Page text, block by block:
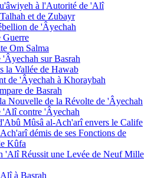
à l'Autorité de 'Alî
et de Zubayr
de 'Âyechah
Guerre
Om Salma
sur Basrah
la Vallée de Hawab
de 'Âyechah à Khoraybah
de Basrah
Nouvelle de la Révolte de 'Âyechah
'Alî contre 'Âyechah
Mûsâ al-Ach'arî envers le Calife
démis de ses Fonctions de
Kûfa
'Alî Réussit une Levée de Neuf Mille
à Basrah